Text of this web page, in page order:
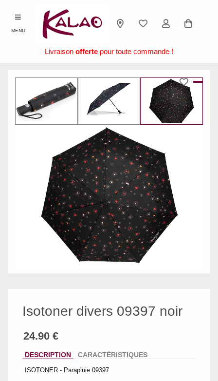
MENU
Livraison offerte pour toute commande !
Isotoner divers 09397 noir
DESCRIPTION CARACTÉRISTIQUES
ISOTONER - Parapluie 09397